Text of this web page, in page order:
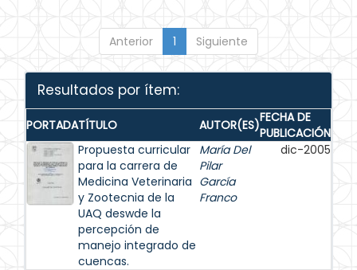
Anterior 1 Siguiente
Resultados por ítem:
PORTADATÍTULO AUTOR(ES)FECHA DE
PUBLICACIÓN
Propuesta curricular
para la carrera de
Medicina Veterinaria
y Zootecnia de la
UAQ deswde la
percepción de
manejo integrado de
cuencas.
María Del
Pilar
García
Franco
dic-2005